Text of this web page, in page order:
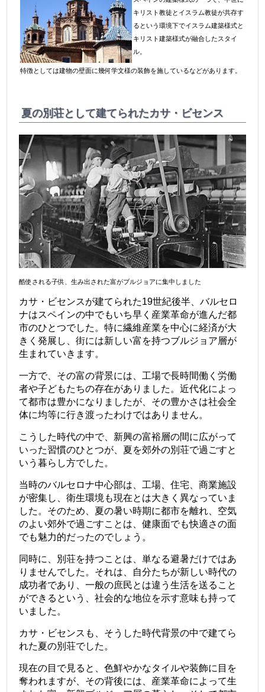
キリスト教徒とイスラム教徒が共存す
るという環境下でイスラム建築様式と
キリスト建築様式が融合したスタイ
ル。
特徴としては建物の壁面に幾何学文様の装飾を施しているなどがあります。
夏の別荘として建てられたカサ・ビセンス
酷使される子供、生み出された富がブルジョアに集中しました
カサ・ビセンスが建てられた19世紀後半、バルセロ
ナはスペインの中でもいち早く産業革命が進んだ都
市のひとつでした。特に繊維産業を中心に経済が大
きく発展し、街には新しい富を持つブルジョア層が
生まれていきます。
一方で、その富の背景には、工場で長時間働く労働
者や子どもたちの存在がありました。近代化によっ
て都市は豊かになりましたが、その豊かさは社会全
体に均等に行き渡ったわけではありません。
こうした時代の中で、新興の富裕層の間に広がって
いった習慣のひとつが、夏を郊外の別荘で過ごすと
いう暮らし方でした。
当時のバルセロナ中心部は、工場、住宅、商業施設
が密集し、衛生環境も現在とは大きく異なっていま
した。そのため、夏の暑い時期に都市を離れ、空気
のよい郊外で過ごすことは、健康面でも快適さの面
でも魅力的だったのでしょう。
同時に、別荘を持つことは、単なる避暑だけではあ
りませんでした。それは、自分たちが新しい時代の
成功者であり、一般の庶民とは違う生活を送ること
ができるという、社会的な地位を示す意味も持って
いました。
カサ・ビセンスも、そうした時代背景の中で建てら
れた夏の別荘でした。
現在の目で見ると、色鮮やかなタイルや装飾に目を
奪われますが、その背後には、産業革命によって生